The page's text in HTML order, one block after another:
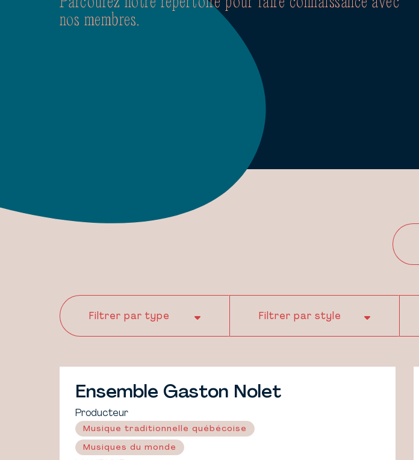
nos membres.
Ensemble Gaston Nolet
Producteur
Musique traditionnelle québécoise
Musiques du monde